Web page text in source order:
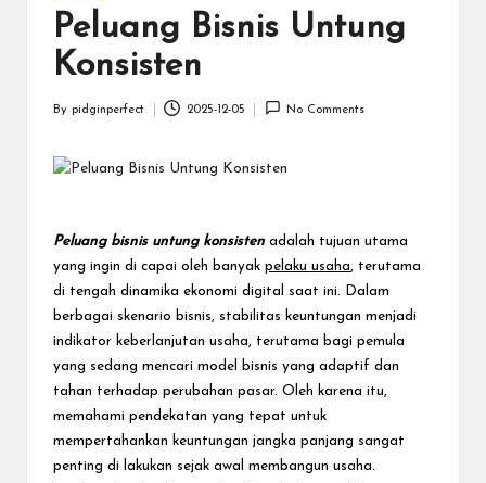
in
Peluang Bisnis Untung
Konsisten
Posted
By pidginperfect 2025-12-05 No Comments
Peluang bisnis untung konsisten adalah tujuan utama
yang ingin di capai oleh banyak pelaku usaha , terutama
di tengah dinamika ekonomi digital saat ini. Dalam
berbagai skenario bisnis, stabilitas keuntungan menjadi
indikator keberlanjutan usaha, terutama bagi pemula
yang sedang mencari model bisnis yang adaptif dan
tahan terhadap perubahan pasar. Oleh karena itu,
memahami pendekatan yang tepat untuk
mempertahankan keuntungan jangka panjang sangat
penting di lakukan sejak awal membangun usaha.